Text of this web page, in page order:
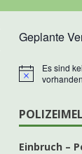
Geplante
H
w
e
s
Es sind
Einbruch –